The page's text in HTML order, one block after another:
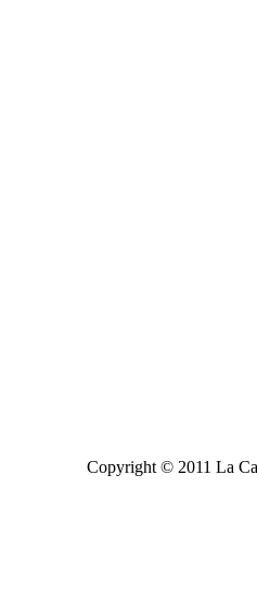
Copyright © 2011 La